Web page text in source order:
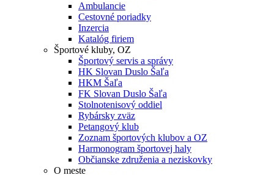
Ambulancie
Cestovné poriadky
Inzercia
Katalóg firiem
Športové kluby, OZ
Športový servis a správy
HK Slovan Duslo Šaľa
HKM Šaľa
FK Slovan Duslo Šaľa
Stolnotenisový oddiel
Rybársky zväz
Petangový klub
Zoznam športových klubov a OZ
Harmonogram športovej haly
Občianske združenia a neziskovky
O meste